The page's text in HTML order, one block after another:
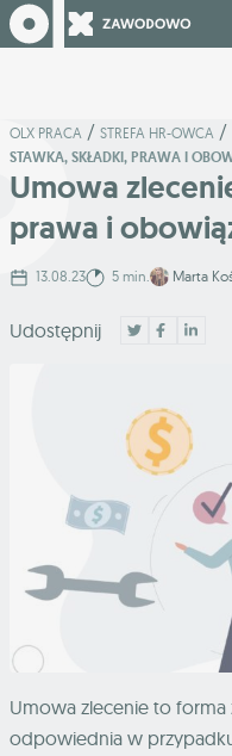
OLX PRACA / STREFA HR-OWCA /
STAWKA, SKŁADKI, PRAWA I
Umowa
prawa i
13.08.23 5 min. Marta
Udostępnij
Umowa zlecenie to forma
odpowiednia w